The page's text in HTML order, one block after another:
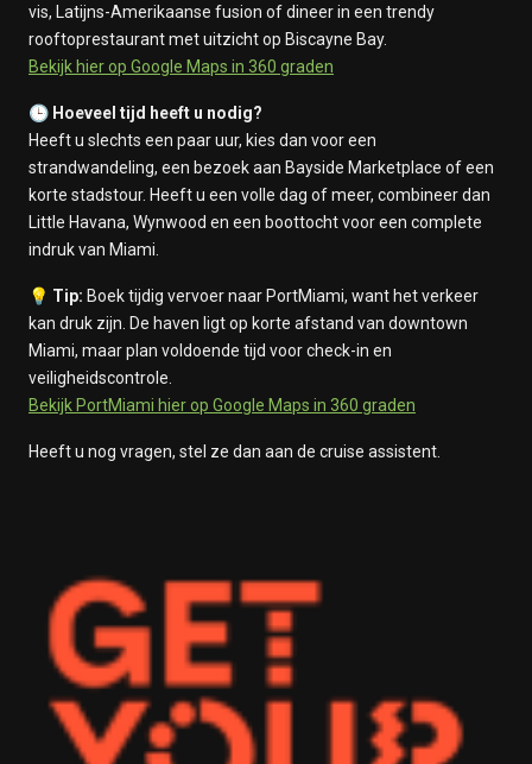
vis, Latijns-Amerikaanse fusion of dineer in een trendy
rooftoprestaurant met uitzicht op Biscayne Bay.
Bekijk hier op Google Maps in 360 graden
🕒 Hoeveel tijd heeft u nodig?
Heeft u slechts een paar uur, kies dan voor een
strandwandeling, een bezoek aan Bayside Marketplace of een
korte stadstour. Heeft u een volle dag of meer, combineer dan
Little Havana, Wynwood en een boottocht voor een complete
indruk van Miami.
💡 Tip: Boek tijdig vervoer naar PortMiami, want het verkeer
kan druk zijn. De haven ligt op korte afstand van downtown
Miami, maar plan voldoende tijd voor check-in en
veiligheidscontrole.
Bekijk PortMiami hier op Google Maps in 360 graden
Heeft u nog vragen, stel ze dan aan de cruise assistent.